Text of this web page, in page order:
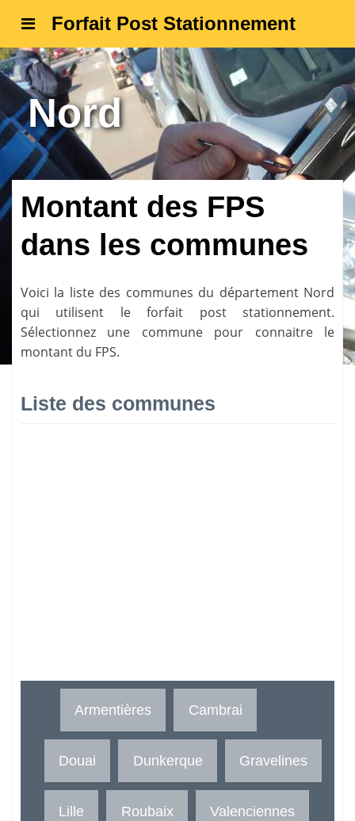
Forfait Post Stationnement
Nord
Montant des FPS
dans les communes
Voici la liste des communes du département Nord
qui utilisent le forfait post stationnement.
Sélectionnez une commune pour connaitre le
montant du FPS.
Liste des communes
Armentières Cambrai
Douai Dunkerque Gravelines
Lille Roubaix Valenciennes